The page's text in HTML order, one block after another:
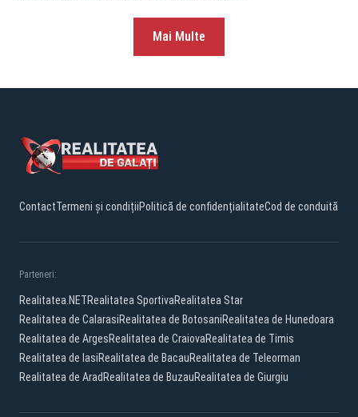
Mai Multe
ContactTermeni și condițiiPolitică de confidențialitateCod de conduită
Parteneri:
Realitatea.NETRealitatea SportivaRealitatea Star
Realitatea de CalarasiRealitatea de BotosaniRealitatea de Hunedoara
Realitatea de ArgesRealitatea de CraiovaRealitatea de Timis
Realitatea de IasiRealitatea de BacauRealitatea de Teleorman
Realitatea de Arad Realitatea de BuzauRealitatea de Giurgiu